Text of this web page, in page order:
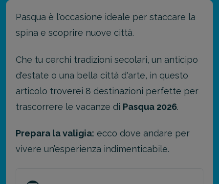
Pasqua è l'occasione ideale per staccare la
spina e scoprire nuove città.
Che tu cerchi tradizioni secolari, un anticipo
d'estate o una bella città d'arte, in questo
articolo troverei 8 destinazioni perfette per
trascorrere le vacanze di Pasqua 2026.
Prepara la valigia: ecco dove andare per
vivere un’esperienza indimenticabile.